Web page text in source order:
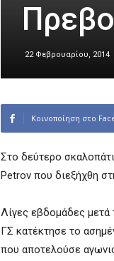
22 Φεβρουαρίου, 2014
Κοινοποίηση στο
Στο δεύτερο
Petrov που διεξήχθη
Λίγες εβδομάδες μετά
ΓΣ κατέκτησε το
που αποτελούσε